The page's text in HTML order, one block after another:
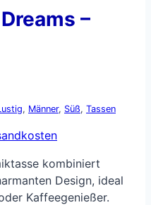
–
, Männer, Süß, Tassen
kombiniert
Design, ideal
Kaffeegenießer.